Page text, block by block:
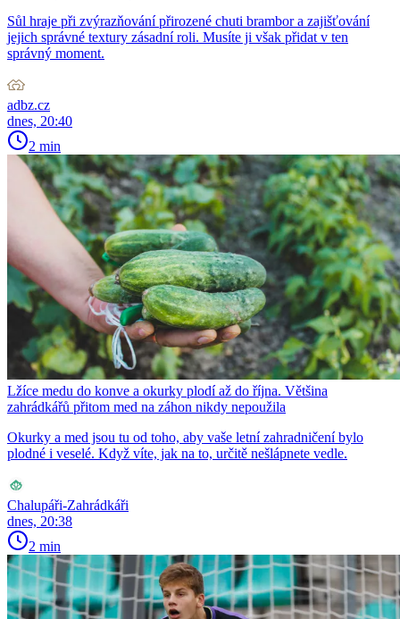
Sůl hraje při zvýrazňování přirozené chuti brambor a zajišťování
jejich správné textury zásadní roli. Musíte ji však přidat v ten
správný moment.
adbz.cz
dnes, 20:40
2 min
Lžíce medu do konve a okurky plodí až do října. Většina
zahrádkářů přitom med na záhon nikdy nepoužila
Okurky a med jsou tu od toho, aby vaše letní zahradničení bylo
plodné i veselé. Když víte, jak na to, určitě nešlápnete vedle.
Chalupáři-Zahrádkáři
dnes, 20:38
2 min